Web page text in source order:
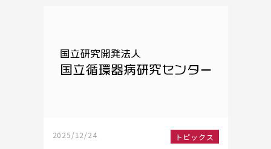
2025/12/24 トピックス